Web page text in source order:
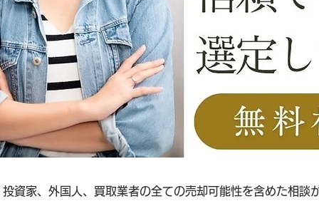
投資家、外国人、買取業者の全ての売却可能性を含めた相談